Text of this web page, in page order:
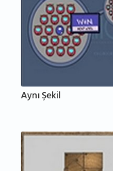
Aynı Şekil